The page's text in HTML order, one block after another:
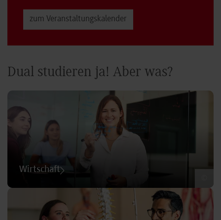
zum Veranstaltungs­kalender
Dual studieren ja! Aber was?
Wirtschaft